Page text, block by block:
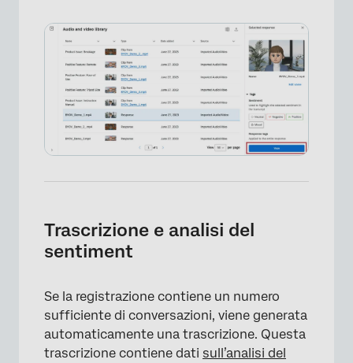
Trascrizione e analisi del
sentiment
Se la registrazione contiene un numero
sufficiente di conversazioni, viene generata
automaticamente una trascrizione. Questa
trascrizione contiene dati sull’analisi del